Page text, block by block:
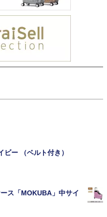
ー （ベルト付き）
ス「MOKUBA」中サイ